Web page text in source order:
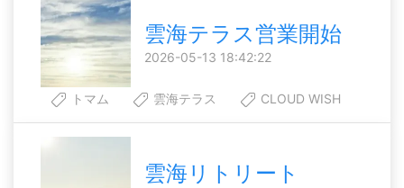
雲海テラス営業開始
2026-05-13 18:42:22
トマム 雲海テラス CLOUD WISH
雲海リトリート